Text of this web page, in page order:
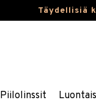
Täydellisiä
Piilolinssit